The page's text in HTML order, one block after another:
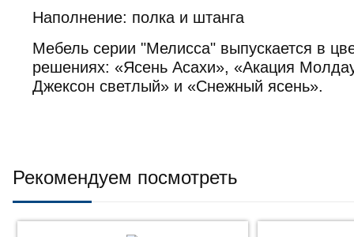
Наполнение: полка и штанга
Мебель серии "Мелисса" выпускается в
решениях: «Ясень Асахи», «Акация
Джексон светлый» и «Снежный ясень».
Рекомендуем посмотреть